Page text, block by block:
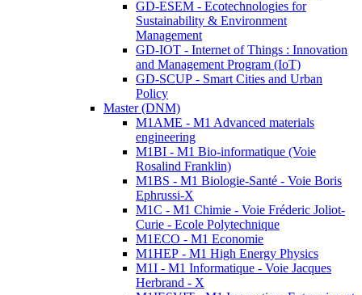
GD-ESEM - Ecotechnologies for
Sustainability & Environment
Management
GD-IOT - Internet of Things : Innovation
and Management Program (IoT)
GD-SCUP - Smart Cities and Urban
Policy
Master (DNM)
M1AME - M1 Advanced materials
engineering
M1BI - M1 Bio-informatique (Voie
Rosalind Franklin)
M1BS - M1 Biologie-Santé - Voie Boris
Ephrussi-X
M1C - M1 Chimie - Voie Fréderic Joliot-
Curie - Ecole Polytechnique
M1ECO - M1 Economie
M1HEP - M1 High Energy Physics
M1I - M1 Informatique - Voie Jacques
Herbrand - X